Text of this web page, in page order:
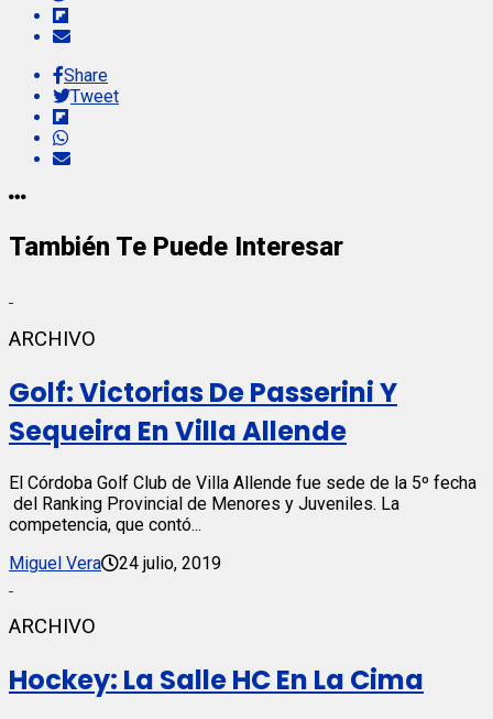
Share
Tweet
También Te Puede Interesar
ARCHIVO
Golf: Victorias De Passerini Y
Sequeira En Villa Allende
El Córdoba Golf Club de Villa Allende fue sede de la 5º fecha
del Ranking Provincial de Menores y Juveniles. La
competencia, que contó...
Miguel Vera
24 julio, 2019
ARCHIVO
Hockey: La Salle HC En La Cima